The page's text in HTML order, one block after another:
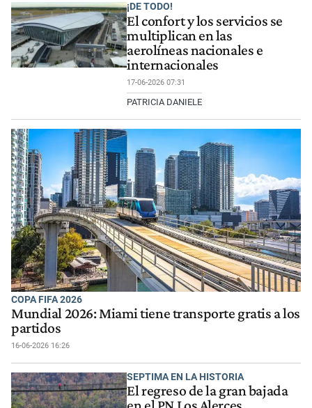
¡DE TODO!
El confort y los servicios se
multiplican en las
aerolíneas nacionales e
internacionales
17-06-2026 07:31
PATRICIA DANIELE
COPA FIFA 2026
Mundial 2026: Miami tiene transporte gratis a los
partidos
16-06-2026 16:26
SEPTIMA EN LA HISTORIA
El regreso de la gran bajada